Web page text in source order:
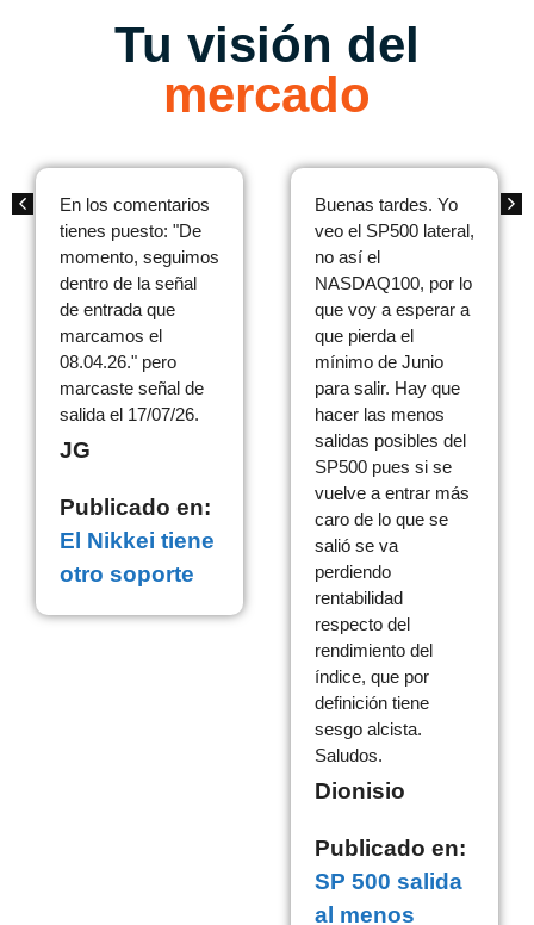
Tu visión del
mercado
En los comentarios
tienes puesto: "De
momento, seguimos
dentro de la señal
de entrada que
marcamos el
08.04.26." pero
marcaste señal de
salida el 17/07/26.
JG
Publicado en:
El Nikkei tiene
otro soporte
Buenas tardes. Yo
veo el SP500 lateral,
no así el
NASDAQ100, por lo
que voy a esperar a
que pierda el
mínimo de Junio
para salir. Hay que
hacer las menos
salidas posibles del
SP500 pues si se
vuelve a entrar más
caro de lo que se
salió se va
perdiendo
rentabilidad
respecto del
rendimiento del
índice, que por
definición tiene
sesgo alcista.
Saludos.
Dionisio
Publicado en:
SP 500 salida
al menos